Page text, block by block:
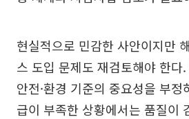
현실적으로 민감한 사안이지만
스 도입 문제도 재검토해야 한다
안전·환경 기준의 중요성을 부
급이 부족한 상황에서는 품질이